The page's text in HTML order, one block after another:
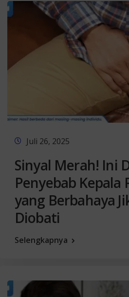
Juli 26, 2025
Sinyal Merah! Ini
Penyebab Kepala
yang Berbahaya
Diobati
Selengkapnya